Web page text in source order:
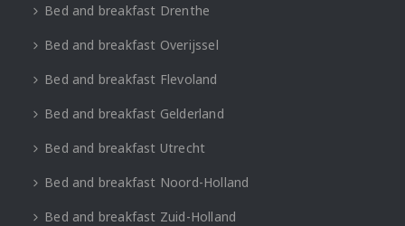
Bed and breakfast Drenthe
Bed and breakfast Overijssel
Bed and breakfast Flevoland
Bed and breakfast Gelderland
Bed and breakfast Utrecht
Bed and breakfast Noord-Holland
Bed and breakfast Zuid-Holland